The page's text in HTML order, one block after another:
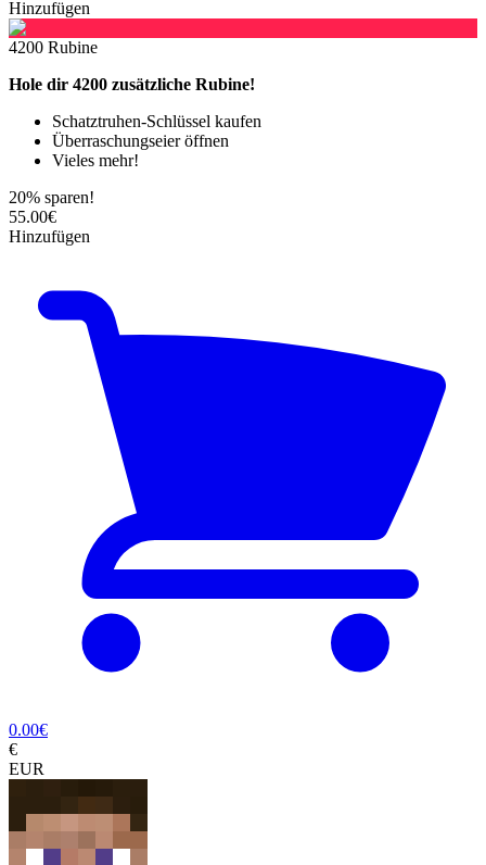
Hinzufügen
4200 Rubine
Hole dir 4200 zusätzliche Rubine!
Schatztruhen-Schlüssel kaufen
Überraschungseier öffnen
Vieles mehr!
20% sparen!
55.00€
Hinzufügen
0.00€
€
EUR